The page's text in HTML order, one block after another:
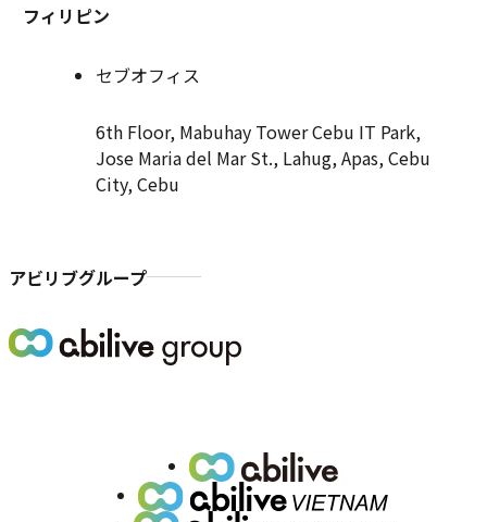
フィリピン
セブオフィス
6th Floor, Mabuhay Tower Cebu IT Park,
Jose Maria del Mar St., Lahug, Apas, Cebu
City, Cebu
アビリブグループ